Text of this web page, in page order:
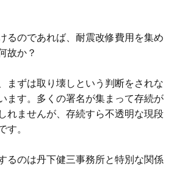
るのであれば、耐震改修費用を集め
故か？
まずは取り壊しという判断をされな
ます。多くの署名が集まって存続が
れませんが、存続すら不透明な現段
す。
るのは丹下健三事務所と特別な関係